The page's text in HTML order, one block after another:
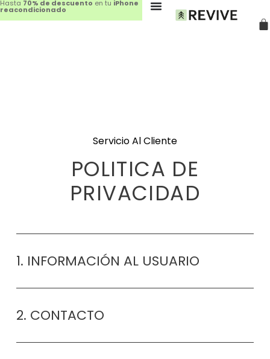
Hasta 70% de descuento en tu iPhone
reacondicionado
Servicio Al Cliente
POLITICA DE
PRIVACIDAD
1. INFORMACIÓN AL USUARIO
2. CONTACTO